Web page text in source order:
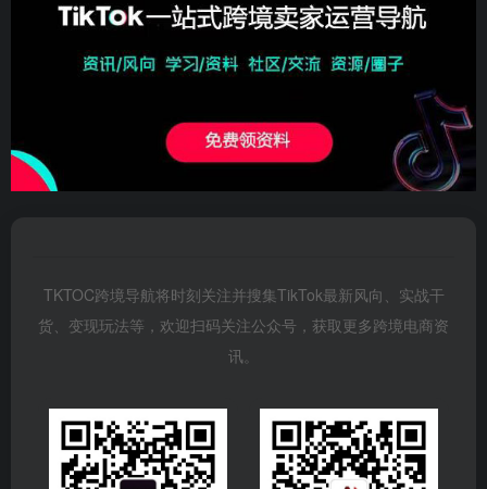
TKTOC跨境导航将时刻关注并搜集TikTok最新风向、实战干
货、变现玩法等，欢迎扫码关注公众号，获取更多跨境电商资
讯。